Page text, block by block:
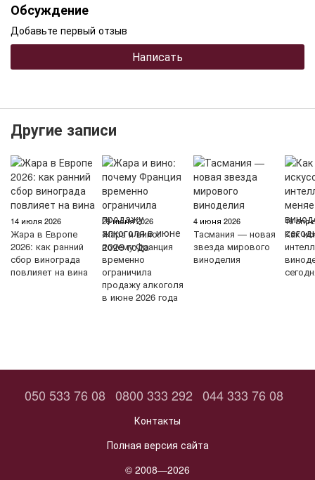
Обсуждение
Добавьте первый отзыв
Написать
Другие записи
14 июля 2026
Жара в Европе
2026: как ранний
сбор винограда
повлияет на вина
29 июня 2026
Жара и вино:
почему Франция
временно
ограничила
продажу алкоголя
в июне 2026 года
4 июня 2026
Тасмания — новая
звезда мирового
виноделия
16
Как
050 533 76 08 0800 333 292 044 333 76 08
Контакты
Полная версия сайта
© 2008—2026